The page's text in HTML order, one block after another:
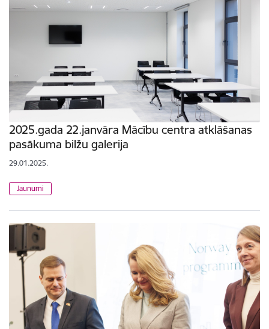
2025.gada 22.janvāra Mācību centra atklāšanas
pasākuma bilžu galerija
29.01.2025.
Jaunumi